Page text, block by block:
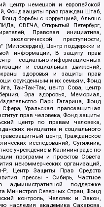
центр немецкой и европейской
Фонд защиты прав граждан Штаб,
борьбы с коррупцией, Альянс
СВЕЧА, Открытый Петербург,
Правовая инициатива,
преступности,
(Милосердие), Центр поддержки и
информации, В защиту прав
социально-информационных
и социальных движений,
здоровья и защиты прав
осужденным и их семьям, Фонд
Так-Так-Так, центр Сова, центр
Эра здоровья, Мемориал,
Парк Гагарина, Фонд
Уральская правозащитная
прав человека, Фонд защиты
центр по правам человека,
инициатив и социального
центр, Гражданское
исследований, Сутяжник,
учреждение в Калининграде по
программ и проектов Совета
некоммерческих организаций,
Р, Центр Защиты Прав Средств
прессы - Сибирь, Частное
административной поддержке
Министров Северных Стран, Фонд
контроль, Человек и Закон,
наследия академика Сахарова,